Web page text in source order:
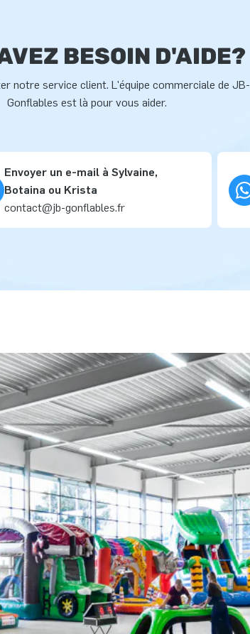
BESOIN D'AIDE?
notre service client. L'équipe commerciale de JB-
Gonflables est là pour vous aider.
Envoyer un e-mail à Sylvaine,
Botaina ou Krista
contact@jb-gonflables.fr